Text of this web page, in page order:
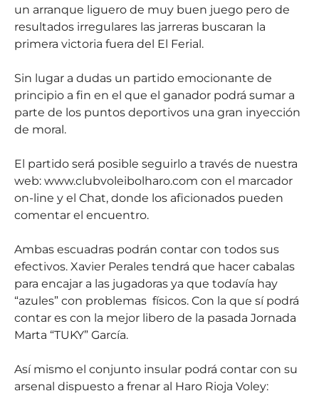
un arranque liguero de muy buen juego pero de
resultados irregulares las jarreras buscaran la
primera victoria fuera del El Ferial.
Sin lugar a dudas un partido emocionante de
principio a fin en el que el ganador podrá sumar a
parte de los puntos deportivos una gran inyección
de moral.
El partido será posible seguirlo a través de nuestra
web: www.clubvoleibolharo.com con el marcador
on-line y el Chat, donde los aficionados pueden
comentar el encuentro.
Ambas escuadras podrán contar con todos sus
efectivos. Xavier Perales tendrá que hacer cabalas
para encajar a las jugadoras ya que todavía hay
“azules” con problemas físicos. Con la que sí podrá
contar es con la mejor libero de la pasada Jornada
Marta “TUKY” García.
Así mismo el conjunto insular podrá contar con su
arsenal dispuesto a frenar al Haro Rioja Voley: